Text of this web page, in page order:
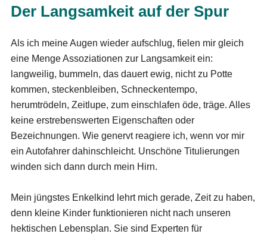
Der Langsamkeit auf der Spur
Als ich meine Augen wieder aufschlug, fielen mir gleich
eine Menge Assoziationen zur Langsamkeit ein:
langweilig, bummeln, das dauert ewig, nicht zu Potte
kommen, steckenbleiben, Schneckentempo,
herumtrödeln, Zeitlupe, zum einschlafen öde, träge. Alles
keine erstrebenswerten Eigenschaften oder
Bezeichnungen. Wie genervt reagiere ich, wenn vor mir
ein Autofahrer dahinschleicht. Unschöne Titulierungen
winden sich dann durch mein Hirn.
Mein jüngstes Enkelkind lehrt mich gerade, Zeit zu haben,
denn kleine Kinder funktionieren nicht nach unseren
hektischen Lebensplan. Sie sind Experten für